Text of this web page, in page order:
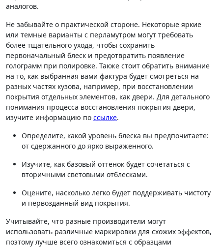
аналогов.
Не забывайте о практической стороне. Некоторые яркие
или темные варианты с перламутром могут требовать
более тщательного ухода, чтобы сохранить
первоначальный блеск и предотвратить появление
голограмм при полировке. Также стоит обратить внимание
на то, как выбранная вами фактура будет смотреться на
разных частях кузова, например, при восстановлении
покрытия отдельных элементов, как двери. Для детального
понимания процесса восстановления покрытия двери,
изучите информацию по ссылке.
Определите, какой уровень блеска вы предпочитаете:
от сдержанного до ярко выраженного.
Изучите, как базовый оттенок будет сочетаться с
вторичными световыми отблесками.
Оцените, насколько легко будет поддерживать чистоту
и первозданный вид покрытия.
Учитывайте, что разные производители могут
использовать различные маркировки для схожих эффектов,
поэтому лучше всего ознакомиться с образцами